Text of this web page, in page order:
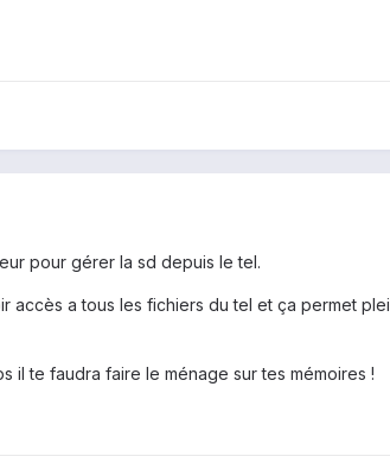
pour gérer la sd depuis le tel.
a tous les fichiers du tel et ça permet
il te faudra faire le ménage sur tes mémoires !